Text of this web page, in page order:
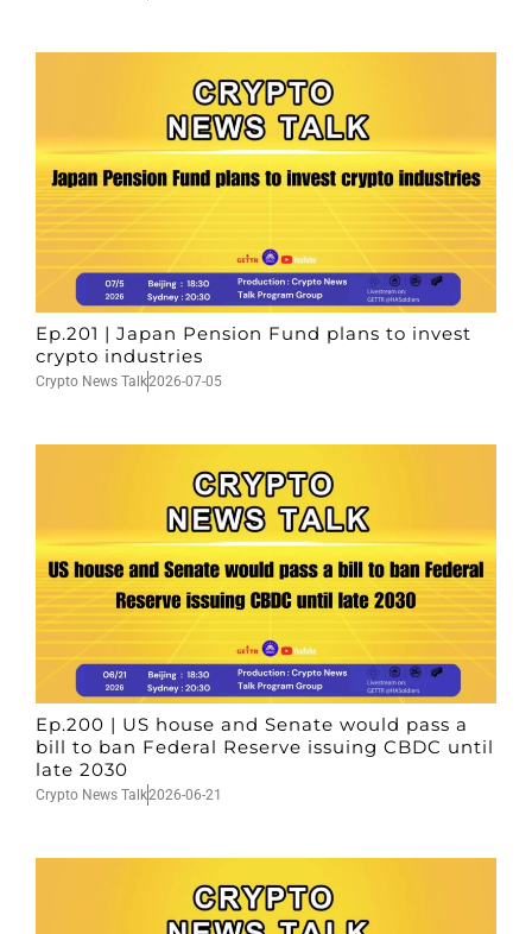
Ep.201 | Japan Pension Fund plans to invest
crypto industries
Crypto News Talk2026-07-05
Ep.200 | US house and Senate would pass a
bill to ban Federal Reserve issuing CBDC until
late 2030
Crypto News Talk2026-06-21